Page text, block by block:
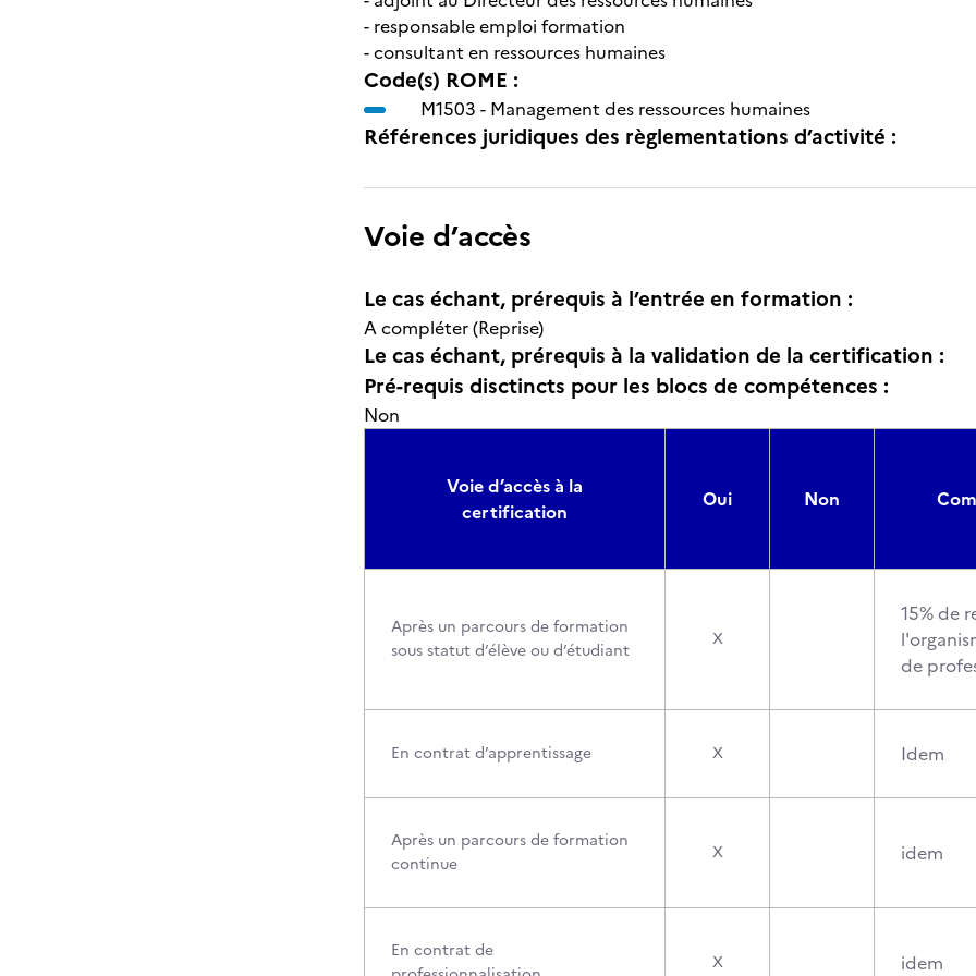
- responsable emploi formation
- consultant en ressources humaines
Code(s) ROME :
M1503 - Management des ressources humaines
Références juridiques des règlementations d’activité :
Voie d’accès
Le cas échant, prérequis à l’entrée en formation :
A compléter (Reprise)
Le cas échant, prérequis à la validation de la certification :
Pré-requis disctincts pour les blocs de compétences :
Non
Voie d’accès à la
certification
Oui Non
Après un parcours de formation
sous statut d’élève ou d’étudiant
X
15% de
de
En contrat d’apprentissage X Idem
Après un parcours de formation
continue
X idem
En contrat de
X idem